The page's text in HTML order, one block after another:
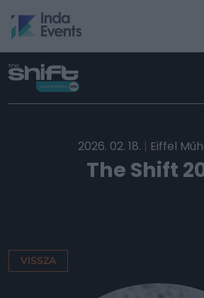
2026. 02. 18. | Eiffel
The Shift
VISSZA